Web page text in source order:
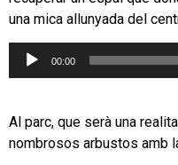
una mica allunyada del
Reproductor
00:00
Al parc, que serà una
nombrosos arbustos amb